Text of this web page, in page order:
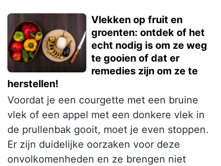
Vlekken op fruit en
groenten: ontdek of het
echt nodig is om ze weg
te gooien of dat er
remedies zijn om ze te
herstellen!
Voordat je een courgette met een bruine
vlek of een appel met een donkere vlek in
de prullenbak gooit, moet je even stoppen.
Er zijn duidelijke oorzaken voor deze
onvolkomenheden en ze brengen niet